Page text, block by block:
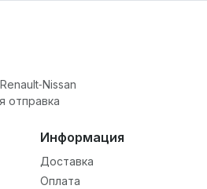
отправка
Информация
Доставка
Оплата